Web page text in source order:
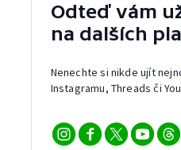
Odteď vám
na dalších
Nenechte si nikde ujít
Instagramu, Threads či